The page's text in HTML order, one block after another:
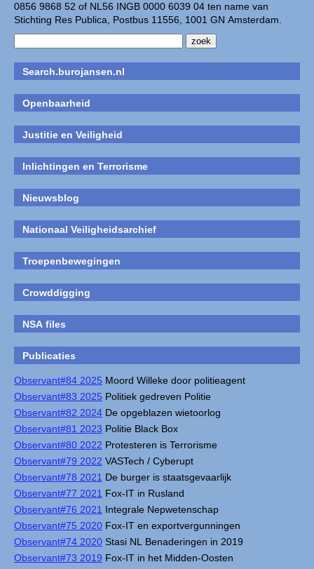
0856 9868 52 of NL56 INGB 0000 6039 04 ten name van
Stichting Res Publica, Postbus 11556, 1001 GN Amsterdam.
Search.burojansen.nl
Openbaarheid
Justitie en Veiligheid
Inlichtingen en Terrorisme
Nieuwsblog
Nationaal Veiligheidsarchief
Troepenbewegingen
Crowddigging
NSA files
Publicaties
Observant#84 2025 Moord Willeke door politieagent
Observant#83 2025 Politiek gedreven Politie
Observant#82 2024 De opgeblazen wietoorlog
Observant#81 2023 Politie Black Box
Observant#80 2022 Protesteren is Terrorisme
Observant#79 2022 VASTech / Cyberupt
Observant#78 2021 De burger is staatsgevaarlijk
Observant#77 2021 Fox-IT in Rusland
Observant#76 2021 Integrale Nepwetenschap
Observant#75 2020 Fox-IT en exportvergunningen
Observant#74 2020 Stasi NL Benaderingen in 2019
Observant#73 2019 Fox-IT in het Midden-Oosten